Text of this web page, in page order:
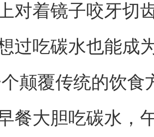
对着镜子咬牙切
过吃碳水也能成
颠覆传统的饮食
大胆吃碳水，